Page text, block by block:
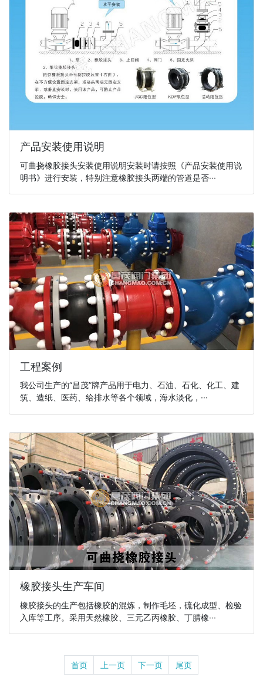
产品安装使用说明
可曲挠橡胶接头安装使用说明安装时请按照《产品安装使用说
明书》进行安装，特别注意橡胶接头两端的管道是否···
工程案例
我公司生产的“昌茂”牌产品用于电力、石油、石化、化工、建
筑、造纸、医药、给排水等各个领域，海水淡化，···
橡胶接头生产车间
橡胶接头的生产包括橡胶的混炼，制作毛坯，硫化成型、检验
入库等工序。采用天然橡胶、三元乙丙橡胶、丁腈橡···
首页 上一页 下一页 尾页